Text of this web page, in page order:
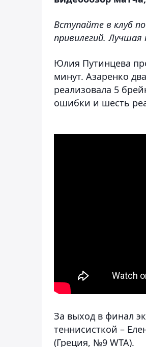
Вступайте в клуб
привилегий.
Юлия Путинцева
минут. Азаренко
реализовала 5
ошибки и шесть
За выход в финал
теннисисткой –
(Греция, №9 WTA).